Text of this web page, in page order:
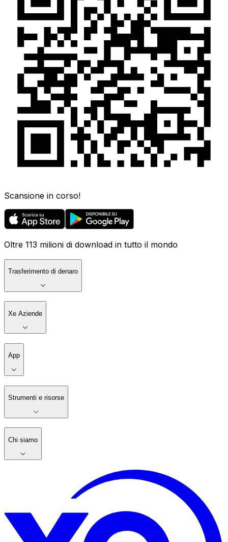
Scansione in corso!
Oltre 113 milioni di download in tutto il mondo
Trasferimento di denaro
Xe Aziende
App
Strumenti e risorse
Chi siamo